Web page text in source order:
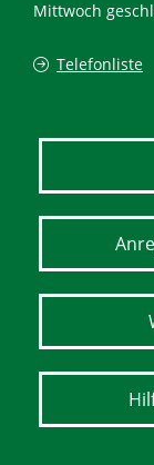
Mittwoch
Telefonliste